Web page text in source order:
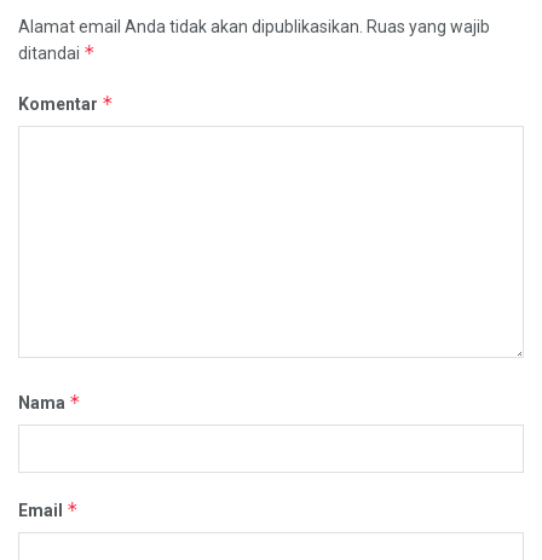
Alamat email Anda tidak akan dipublikasikan. Ruas yang wajib
ditandai *
Komentar *
Nama *
Email *